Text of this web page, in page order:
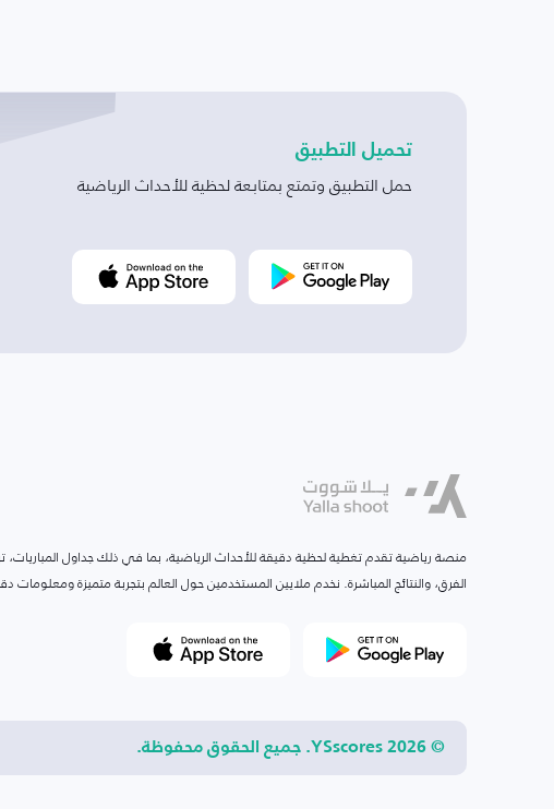
تحميل التطبيق
حمل التطبيق وتمتع بمتابعة لحظية للأحداث الرياضية
منصة رياضية تقدم تغطية لحظية دقيقة للأحداث الرياضية، بما في ذلك جداول المباريات،
الفرق، والنتائج المباشرة. نخدم ملايين المستخدمين حول العالم بتجربة متميزة ومعلومات
© 2026 YSscores. جميع الحقوق محفوظة.